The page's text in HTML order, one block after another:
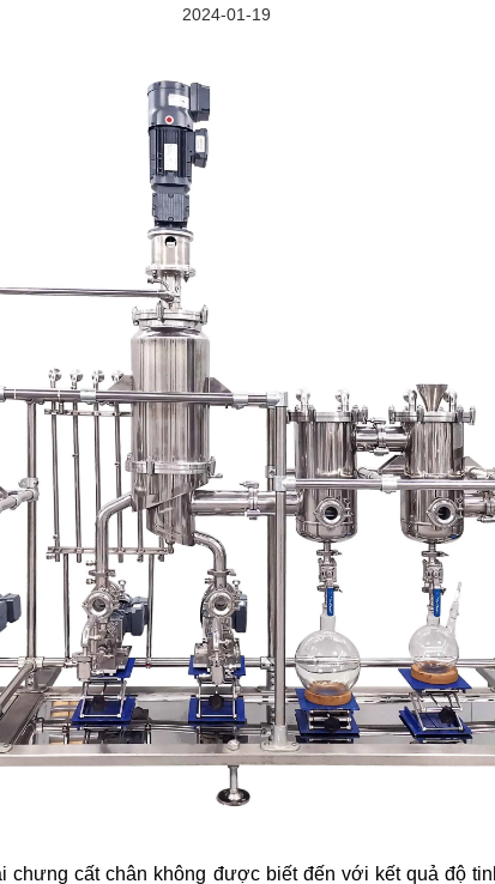
2024-01-19
chưng cất chân không được biết đến với kết quả độ